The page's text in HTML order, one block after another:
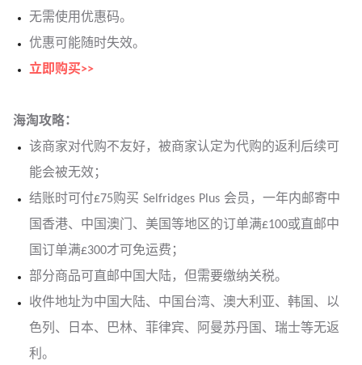
无需使用优惠码。
优惠可能随时失效。
立即购买>>
海淘攻略：
该商家对代购不友好，被商家认定为代购的返利后续可
能会被无效；
结账时可付£75购买 Selfridges Plus 会员，一年内邮寄中
国香港、中国澳门、美国等地区的订单满£100或直邮中
国订单满£300才可免运费；
部分商品可直邮中国大陆，但需要缴纳关税。
收件地址为中国大陆、中国台湾、澳大利亚、韩国、以
色列、日本、巴林、菲律宾、阿曼苏丹国、瑞士等无返
利。